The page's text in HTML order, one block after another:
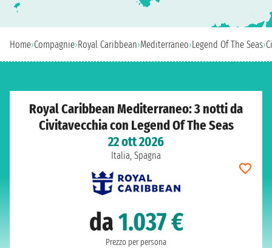
Home›Compagnie›Royal Caribbean›Mediterraneo›Legend Of The Seas›
Royal Caribbean Mediterraneo: 3 notti da
Civitavecchia con Legend Of The Seas
22 ott 2026
Italia, Spagna
da1.037 €
Prezzo per persona